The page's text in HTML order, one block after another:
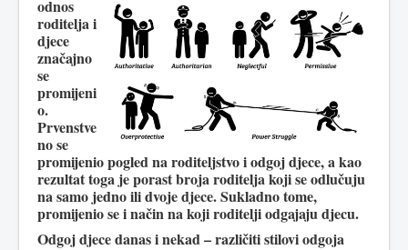
odnos
roditelja i
djece
značajno
se
promijeni
o.
Prvenstve
no se
promijenio pogled na roditeljstvo i odgoj djece, a kao
rezultat toga je porast broja roditelja koji se odlučuju
na samo jedno ili dvoje djece. Sukladno tome,
promijenio se i način na koji roditelji odgajaju djecu.
Odgoj djece danas i nekad – različiti stilovi odgoja